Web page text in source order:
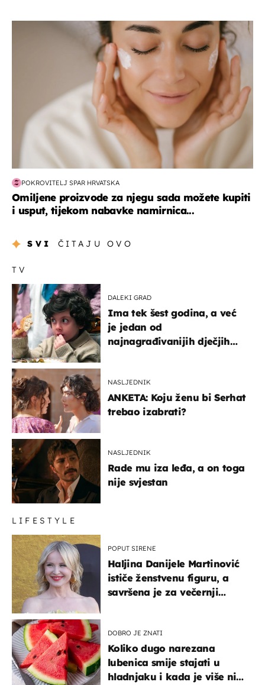
moda & ljepota
POKROVITELJ SPAR HRVATSKA
Omiljene proizvode za njegu sada možete kupiti
i usput, tijekom nabavke namirnica...
SVI ČITAJU OVO
TV
DALEKI GRAD
Ima tek šest godina, a već
je jedan od
najnagrađivanijih dječjih
NASLJEDNIK
ANKETA: Koju ženu bi Serhat
trebao izabrati?
NASLJEDNIK
Rade mu iza leđa, a on toga
nije svjestan
LIFESTYLE
POPUT SIRENE
Haljina Danijele Martinović
ističe ženstvenu figuru, a
savršena je za večernji
DOBRO JE ZNATI
Koliko dugo narezana
lubenica smije stajati u
hladnjaku i kada je više nije